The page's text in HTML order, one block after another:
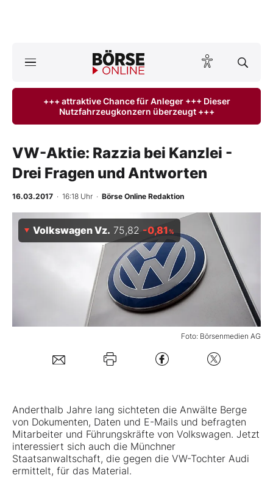
ktuelle Ausgabe BÖRSE ONLINE lesen
Anlageprodukte
Finanz-Check
BO-Musterdepots
Kontakt
+++ attraktive Chance für Anleger +++ Dieser
Nutzfahrzeugkonzern überzeugt +++
VW-Aktie: Razzia bei Kanzlei -
Drei Fragen und Antworten
16.03.2017 · 16:18 Uhr · Börse Online Redaktion
Foto: Börsenmedien AG
Volkswagen Vz. 75,82 -0,81%
Anderthalb Jahre lang sichteten die Anwälte Berge
von Dokumenten, Daten und E-Mails und befragten
Mitarbeiter und Führungskräfte von Volkswagen. Jetzt
interessiert sich auch die Münchner
Staatsanwaltschaft, die gegen die VW-Tochter Audi
ermittelt, für das Material.